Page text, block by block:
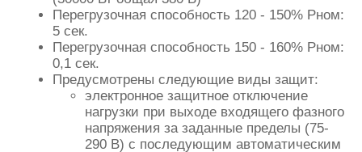
Перегрузочная способность 120 - 150% Pном:
5 сек.
Перегрузочная способность 150 - 160% Pном:
0,1 сек.
Предусмотрены следующие виды защит:
электронное защитное отключение
нагрузки при выходе входящего фазного
напряжения за заданные пределы (75-
290 В) с последующим автоматическим